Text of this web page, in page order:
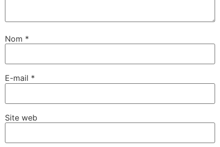
Nom *
E-mail *
Site web